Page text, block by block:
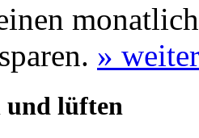
»
und lüften